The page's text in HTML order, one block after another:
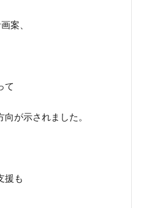
案、
て
が示されました。
援も